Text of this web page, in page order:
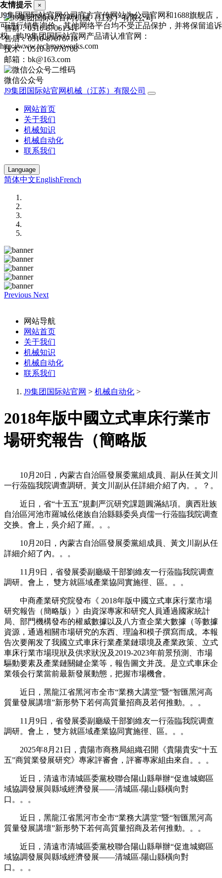
售前：0510-87061341
售后：0510-87076718
技术：0510-87076708
邮箱：bk@163.com
微信公众号
J9集团国际站官网机械（江苏）有限公司
网站首页
关于我们
机械知识
机械自动化
联系我们
Language
简体中文EnglishFrench
Previous Next
网站导航
网站首页
关于我们
机械知识
机械自动化
联系我们
J9集团国际站官网 > 机械自动化 >
2018年版中國立式車床行業市
場研究報告（簡略版
10月20日，內蒙古自治區發展委黨組成員、副从任黃文川
一行蒞臨我院调查調研。黃文川副从任詳細介紹了內。。？。
近日，省“十五五”規劃严沉研究課題圓滿結項。廣西壯族
自治區河池市羅城仫佬族自治縣縣委吳貞儒一行蒞臨我院调查
交换。會上，吳介紹了羅。。。
10月20日，內蒙古自治區發展委黨組成員、黃文川副从任
詳細介紹了內。。。
11月9日，省發展委副廳級干部劉維友一行蒞臨我院调查
調研。會上， 雙方就區域產業協同實施徑、區。。。
中商產業研究院發布《 2018年版中國立式車床行業市場
研究報告（簡略版）》由資深專家和研究人員通過國家統計
局、部門機構發布的權威數據以及八方查企業大數據（等數據
資源，通過相關市場研究的东西、理論和模子撰寫而成。本報
告次要阐发了我國立式車床行業產業鏈環境及產業政策、立式
車床行業市場現狀及供求狀況及2019-2023年前景預測、市場
驅動要素及產業鏈關鍵企業等，報告圖文并茂。是立式車床企
業领会行業當前最新發展動態，把握市場機會。
近日，黑龍江省黑河市全市“業務大講堂”暨“智匯黑河高
質量發展講壇”新形勢下若何高質量招商及若何推動。。。
11月9日，省發展委副廳級干部劉維友一行蒞臨我院调查
調研。會上， 雙方就區域產業協同實施徑、區。。。
2025年8月21日，貴陽市商務局組織召開《貴陽貴安“十五
五”商貿業發展研究》專家評審會，評審專家組由來自。。。
近日，清遠市清城區委黨校聯合陽山縣舉辦“促進城鄉區
域協調發展與縣域經濟發展——清城區-陽山縣橫向對
口。。。
近日，黑龍江省黑河市全市“業務大講堂”暨“智匯黑河高
質量發展講壇”新形勢下若何高質量招商及若何推動。。。
近日，清遠市清城區委黨校聯合陽山縣舉辦“促進城鄉區
域協調發展與縣域經濟發展——清城區-陽山縣橫向對
口。。。
友情提示 ×
J9集团国际站官网公司官方宣传网站为公司官网和1688旗舰店，
可进行销售询价，其他网络平台均不受正品保护，并将保留追诉
权，购J9集团国际站官网产品请认准官网：
http://www.techmaxworks.com